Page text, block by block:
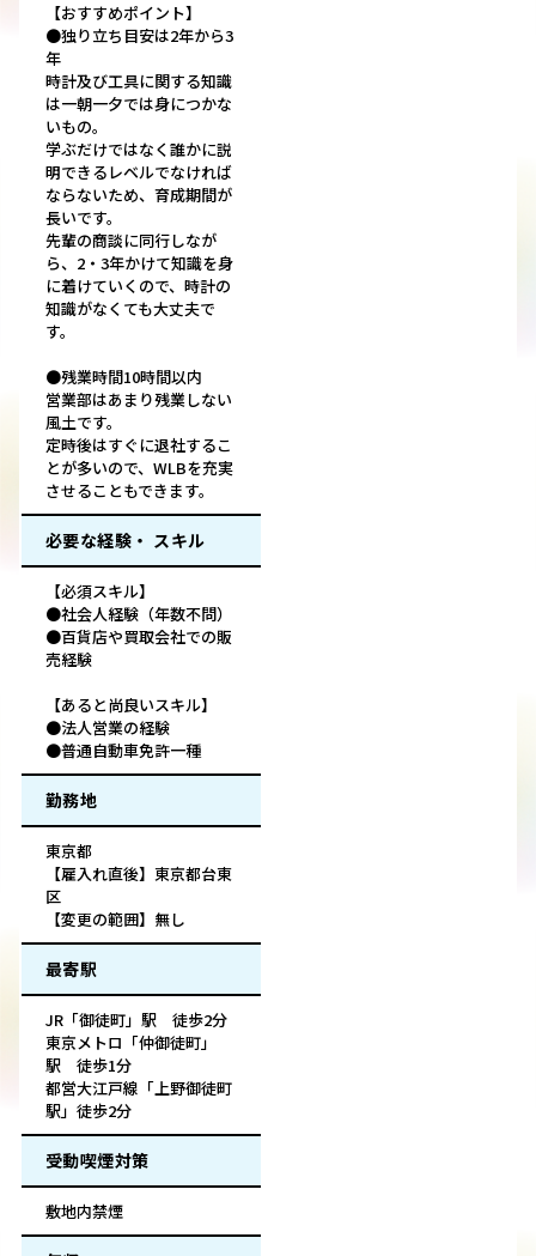
【おすすめポイント】
●独り立ち目安は2年から3
年
時計及び工具に関する知識
は一朝一夕では身につかな
いもの。
学ぶだけではなく誰かに説
明できるレベルでなければ
ならないため、育成期間が
長いです。
先輩の商談に同行しなが
ら、2・3年かけて知識を身
に着けていくので、時計の
知識がなくても大丈夫で
す。
●残業時間10時間以内
営業部はあまり残業しない
風土です。
定時後はすぐに退社するこ
とが多いので、WLBを充実
させることもできます。
必要な経験・ スキル
【必須スキル】
●社会人経験（年数不問）
●百貨店や買取会社での販
売経験
【あると尚良いスキル】
●法人営業の経験
●普通自動車免許一種
勤務地
東京都
【雇入れ直後】東京都台東
区
【変更の範囲】無し
最寄駅
JR「御徒町」駅 徒歩2分
東京メトロ「仲御徒町」
駅 徒歩1分
都営大江戸線「上野御徒町
駅」徒歩2分
受動喫煙対策
敷地内禁煙